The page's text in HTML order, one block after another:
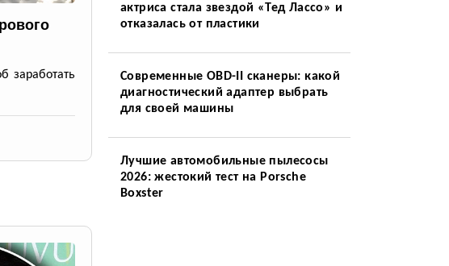
заработать
актриса стала звездой «Тед Лассо» и
отказалась от пластики
Современные OBD-II сканеры: какой
диагностический адаптер выбрать
для своей машины
Лучшие автомобильные пылесосы
2026: жестокий тест на Porsche
Boxster